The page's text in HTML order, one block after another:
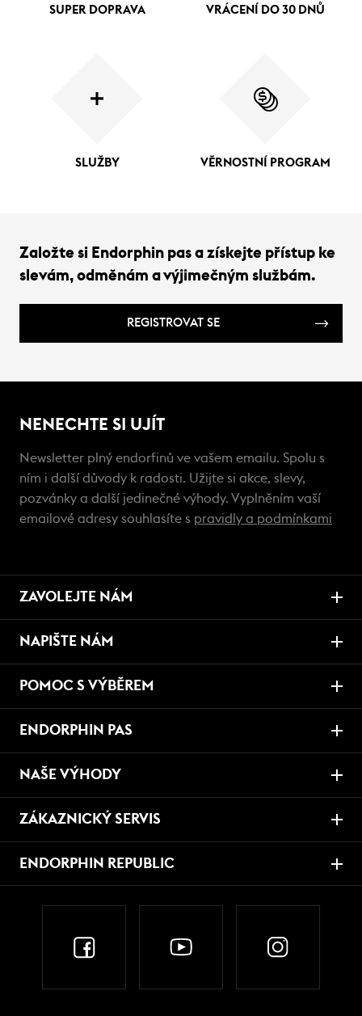
SUPER DOPRAVA VRÁCENÍ DO 30 DNŮ
SLUŽBY VĚRNOSTNÍ PROGRAM
Založte si Endorphin pas a získejte přístup ke
slevám, odměnám a výjimečným službám.
REGISTROVAT SE
NENECHTE SI UJÍT
Newsletter plný endorfinů ve vašem emailu. Spolu s
ním i další důvody k radosti. Užijte si akce, slevy,
pozvánky a další jedinečné výhody. Vyplněním vaší
emailové adresy souhlasíte s pravidly a podmínkami
ZAVOLEJTE NÁM
NAPIŠTE NÁM
POMOC S VÝBĚREM
ENDORPHIN PAS
NAŠE VÝHODY
ZÁKAZNICKÝ SERVIS
ENDORPHIN REPUBLIC